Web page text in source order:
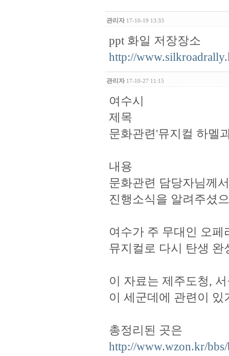
관리자 17-10-19 13:33
ppt 화일 저장장소
http://
관리자 17-10-27 11:15
여수시
제목
문화관련'뮤지컬 하멜
내용
문화관련 담당자님께
진행소식을 알려주셨
여수가 주 무대인 오
뮤지컬로 다시 탄생 완
이 자료는 제주도청,
이 세군데에 관련이 있
총정리된 곳은
http://www.wzon.kr/